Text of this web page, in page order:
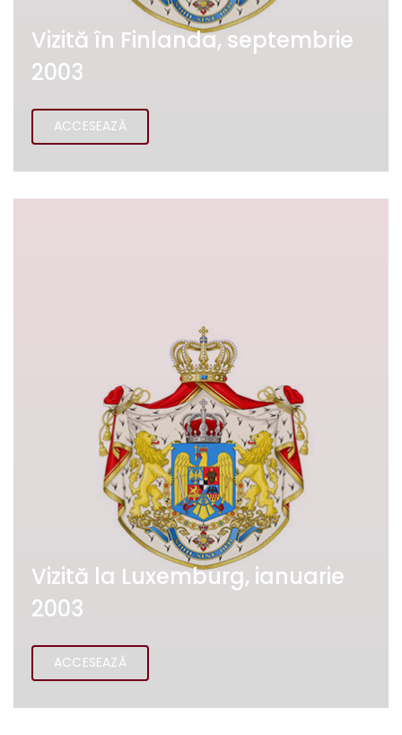
Vizită în Finlanda, septembrie
2003
ACCESEAZĂ
Vizită la Luxemburg, ianuarie
2003
ACCESEAZĂ